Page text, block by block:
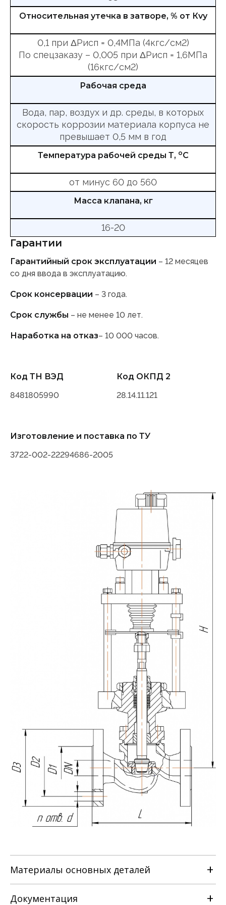
Относительная утечка в затворе, % от Кvy
0,1 при ΔРисп = 0,4МПа (4кгс/см2)
По спецзаказу – 0,005 при ΔРисп = 1,6МПа
(16кгс/см2)
Рабочая среда
Вода, пар, воздух и др. среды, в которых
скорость коррозии материала корпуса не
превышает 0,5 мм в год
Температура рабочей среды Т, оС
от минус 60 до 560
Масса клапана, кг
16-20
Гарантии
Гарантийный срок эксплуатации – 12 месяцев
со дня ввода в эксплуатацию.
Срок консервации – 3 года.
Срок службы – не менее 10 лет.
Наработка на отказ– 10 000 часов.
Код ТН ВЭД
8481805990
Код ОКПД 2
28.14.11.121
Изготовление и поставка по ТУ
3722-002-22294686-2005
Материалы основных деталей
Наименование детали
Документация